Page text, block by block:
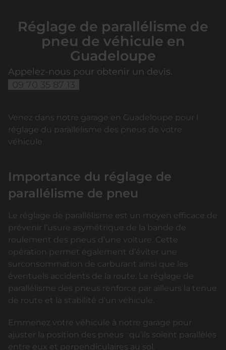
Réglage de parallélisme de
pneu de véhicule en
Guadeloupe
Appelez-nous pour obtenir un devis.
09 70 35 87 13
Venez dans notre garage en Guadeloupe pour l
réglage du parallélisme des pneus de votre
véhicule.
Importance du réglage de
parallélisme de pneu
Le réglage de parallélisme est un moyen efficace de
prévenir l’usure asymétrique de la bande de
roulement des pneus d’une voiture. Cette
opération permet également d’éviter une
surconsommation de carburant ainsi que les
éventuels accidents de la route. Le réglage de
parallélisme des pneus renforce par ailleurs la tenue
de route et la stabilité d’un véhicule.
Emmenez votre véhicule à notre garage pour
ajuster la position des pneus : qu’ils soient parallèles
entre eux et perpendiculaires au sol.